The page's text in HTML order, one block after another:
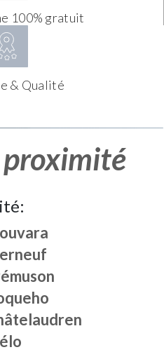
100% gratuit
& Qualité
proximité